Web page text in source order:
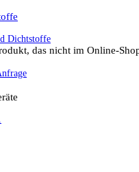
Dichtstoffe
das nicht im Online-